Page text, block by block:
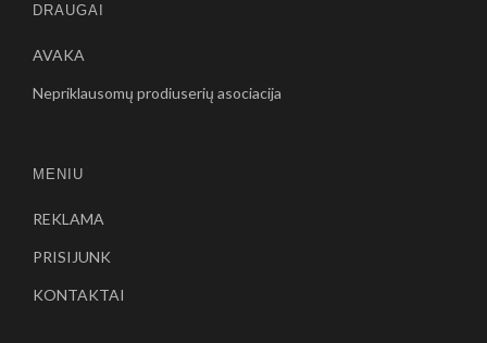
DRAUGAI
AVAKA
Nepriklausomų prodiuserių asociacija
MENIU
REKLAMA
PRISIJUNK
KONTAKTAI